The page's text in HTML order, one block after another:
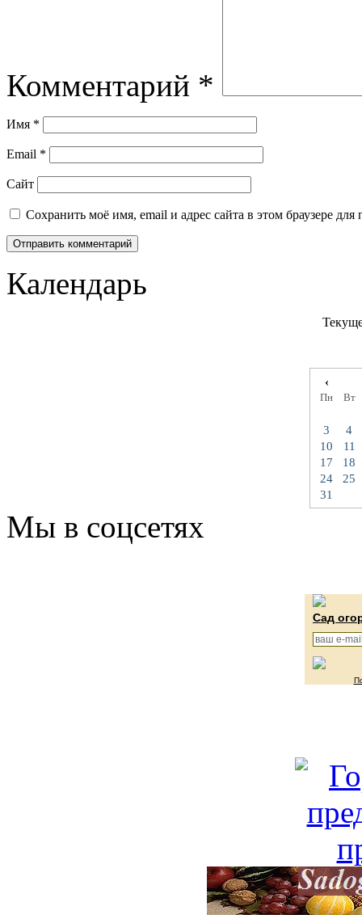
Комментарий *
Имя *
Email *
Сайт
Сохранить моё имя, email и адрес сайта в этом браузере
Календарь
‹
Пн Вт
3
4
10
11
17
18
24
25
31
Мы в соцсетях
Сад